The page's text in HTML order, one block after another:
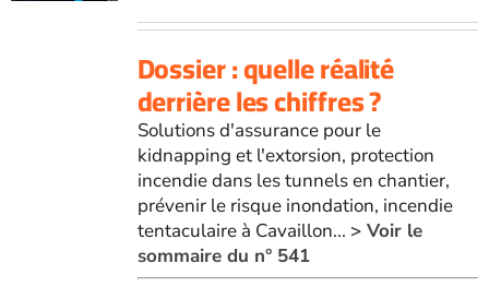
Dossier : quelle réalité
derrière les chiffres ?
Solutions d'assurance pour le
kidnapping et l'extorsion, protection
incendie dans les tunnels en chantier,
prévenir le risque inondation, incendie
tentaculaire à Cavaillon... > Voir le
sommaire du n° 541